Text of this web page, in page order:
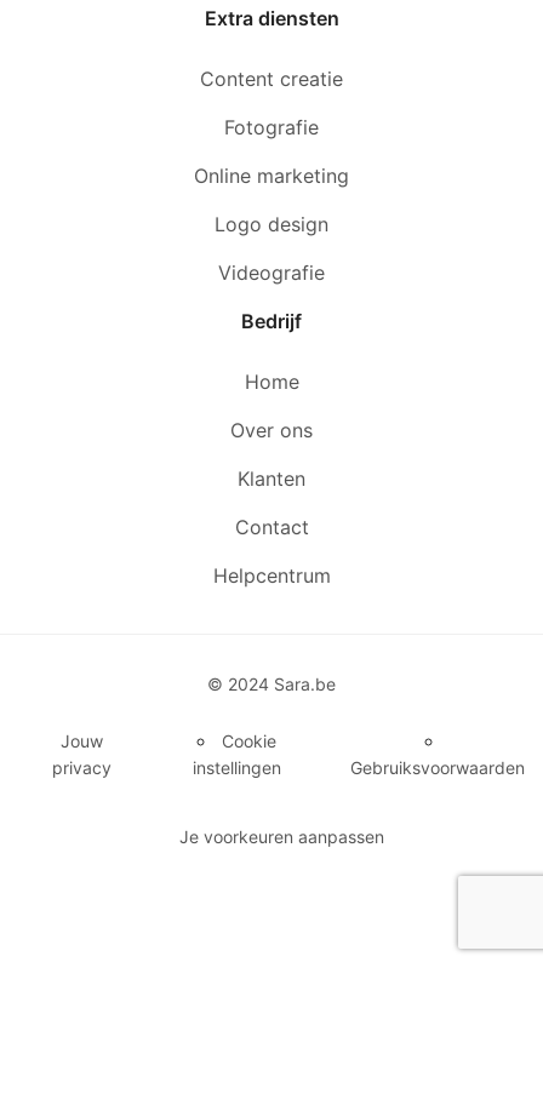
Extra diensten
Content creatie
Fotografie
Online marketing
Logo design
Videografie
Bedrijf
Home
Over ons
Klanten
Contact
Helpcentrum
© 2024 Sara.be
Jouw
privacy
Cookie
instellingen
Gebruiksvoorwaarden
Je voorkeuren aanpassen